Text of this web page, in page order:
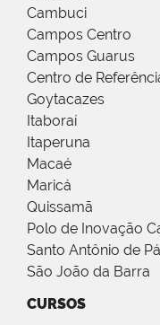
Cambuci
Campos Centro
Campos Guarus
Centro de
Goytacazes
Itaboraí
Itaperuna
Macaé
Maricá
Quissamã
Polo de Inovação
Santo Antônio de
São João da Barra
CURSOS